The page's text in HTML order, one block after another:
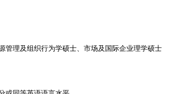
理及组织行为学硕士、市场及国际企业理学硕士